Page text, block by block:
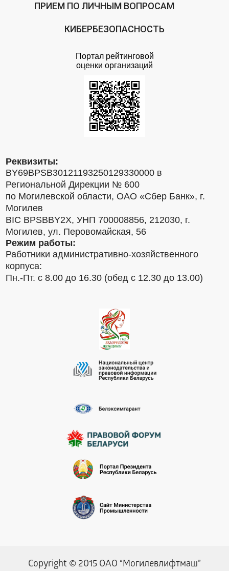
ПРИЕМ ПО ЛИЧНЫМ ВОПРОСАМ
КИБЕРБЕЗОПАСНОСТЬ
Портал рейтинговой
оценки организаций
Реквизиты:
BY69BPSB30121193250129330000 в
Региональной Дирекции № 600
по Могилевской области, ОАО «Сбер Банк», г.
Могилев
BIC BPSBBY2X, УНП 700008856, 212030, г.
Могилев, ул. Перовомайская, 56
Режим работы:
Работники административно-хозяйственного
корпуса:
Пн.-Пт. с 8.00 до 16.30 (обед с 12.30 до 13.00)
Copyright © 2015 ОАО “Могилевлифтмаш”